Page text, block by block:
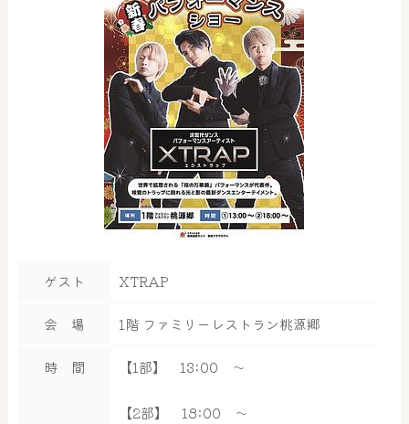
ゲスト XTRAP
会 場 1階 ファミリーレストラン桃源郷
時 間 【1部】 13:00 ～
【2部】 18:00 ～